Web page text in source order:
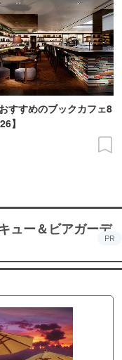
すすめのブックカフェ8
】
ュー＆ビアガーデ
PR